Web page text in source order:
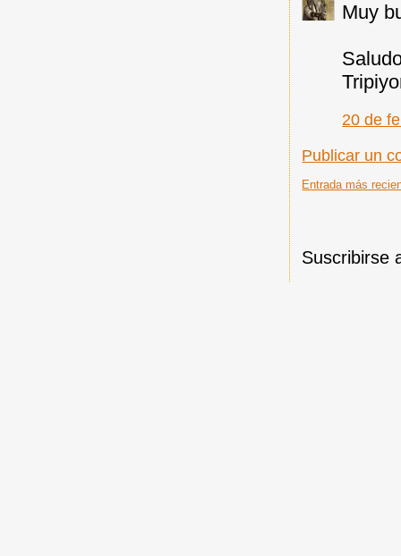
Muy
20 de
Publicar un
Entrada más
Suscribirse